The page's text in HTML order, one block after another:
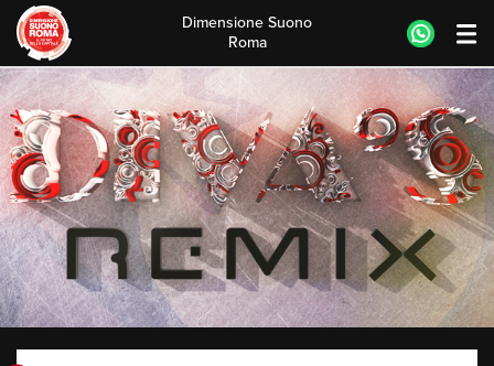
Skip
to
content
Dimensione Suono
Roma